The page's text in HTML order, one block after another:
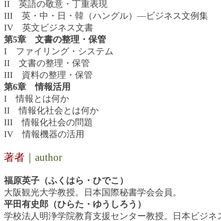
II 英語の敬意・丁重表現
III 英・中・日・韓（ハングル）―ビジネス文例集
IV 英文ビジネス文書
第5章 文書の整理・保管
I ファイリング・システム
II 文書の整理・保管
III 資料の整理・保管
第6章 情報活用
I 情報とは何か
II 情報化社会とは何か
III 情報化社会の問題
IV 情報機器の活用
著者 ｜author
福原英子（ふくはら・ひでこ）
大阪観光大学教授。日本国際秘書学会会員。
平田有史郎（ひらた・ゆうしろう）
学校法人明浄学院教育支援センター教授。日本ビジネ